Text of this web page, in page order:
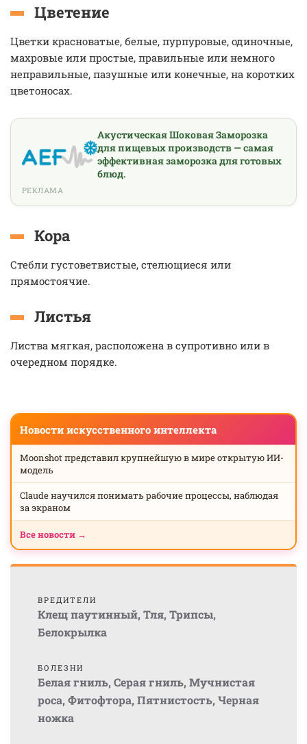
Цветение
Цветки красноватые, белые, пурпуровые, одиночные,
махровые или простые, правильные или немного
неправильные, пазушные или конечные, на коротких
цветоносах.
Акустическая Шоковая Заморозка
для пищевых производств — самая
эффективная заморозка для готовых
блюд.
РЕКЛАМА
Кора
Стебли густоветвистые, стелющиеся или
прямостоячие.
Листья
Листва мягкая, расположена в супротивно или в
очередном порядке.
Новости искусственного интеллекта
Moonshot представил крупнейшую в мире открытую ИИ-
модель
Claude научился понимать рабочие процессы, наблюдая
за экраном
Все новости →
ВРЕДИТЕЛИ
Клещ паутинный, Тля, Трипсы,
Белокрылка
БОЛЕЗНИ
Белая гниль, Серая гниль, Мучнистая
роса, Фитофтора, Пятнистость, Черная
ножка